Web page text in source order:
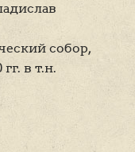
собор,
в т.н.